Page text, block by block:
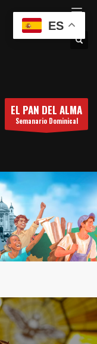
EL PAN DEL ALMA
Semanario Dominical
ES